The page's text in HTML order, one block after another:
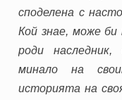
споделена с
Кой знае, може би
роди
минало на
историята на